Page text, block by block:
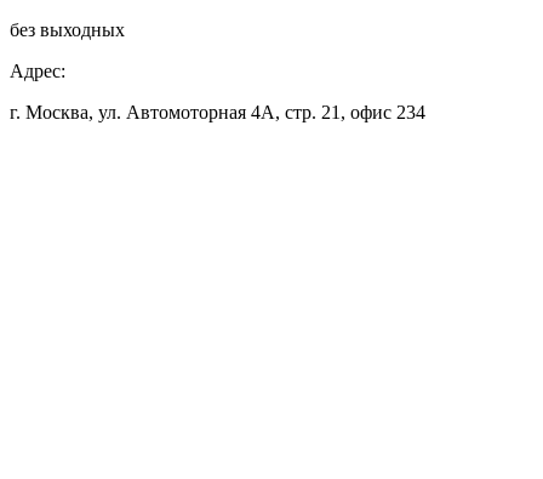
без выходных
Адрес:
г. Москва, ул. Автомоторная 4А, стр. 21, офис 234